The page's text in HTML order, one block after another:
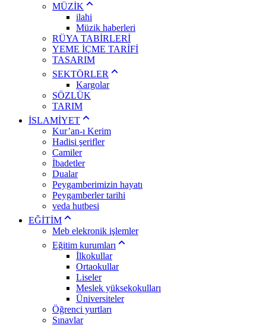
MÜZİK
ilahi
Müzik haberleri
RÜYA TABİRLERİ
YEME İÇME TARİFİ
TASARIM
SEKTÖRLER
Kargolar
SÖZLÜK
TARIM
İSLAMİYET
Kur’an-ı Kerim
Hadisi şerifler
Camiler
İbadetler
Dualar
Peygamberimizin hayatı
Peygamberler tarihi
veda hutbesi
EĞİTİM
Meb elekronik işlemler
Eğitim kurumları
İlkokullar
Ortaokullar
Liseler
Meslek yüksekokulları
Üniversiteler
Öğrenci yurtları
Sınavlar